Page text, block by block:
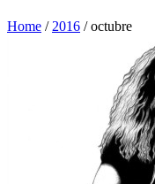
Home / 2016 /octubre